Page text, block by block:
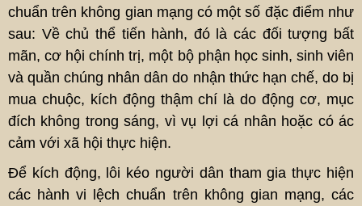
chuẩn trên không gian mạng có một số đặc điểm như
sau: Về chủ thể tiến hành, đó là các đối tượng bất
mãn, cơ hội chính trị, một bộ phận học sinh, sinh viên
và quần chúng nhân dân do nhận thức hạn chế, do bị
mua chuộc, kích động thậm chí là do động cơ, mục
đích không trong sáng, vì vụ lợi cá nhân hoặc có ác
cảm với xã hội thực hiện.
Để kích động, lôi kéo người dân tham gia thực hiện
các hành vi lệch chuẩn trên không gian mạng, các